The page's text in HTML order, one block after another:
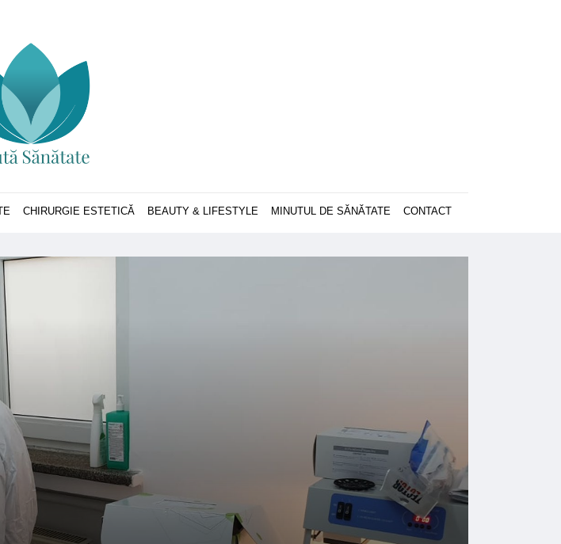
CHIRURGIE ESTETICĂ BEAUTY & LIFESTYLE MINUTUL DE SĂNĂTATE CONTACT